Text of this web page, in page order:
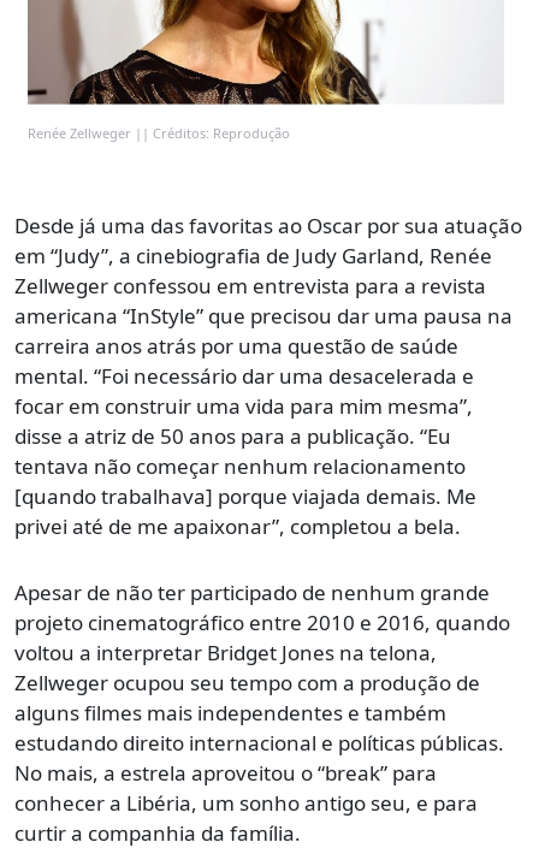
Renée Zellweger || Créditos: Reprodução
Desde já uma das favoritas ao Oscar por sua atuação
em “Judy”, a cinebiografia de Judy Garland, Renée
Zellweger confessou em entrevista para a revista
americana “InStyle” que precisou dar uma pausa na
carreira anos atrás por uma questão de saúde
mental. “Foi necessário dar uma desacelerada e
focar em construir uma vida para mim mesma”,
disse a atriz de 50 anos para a publicação. “Eu
tentava não começar nenhum relacionamento
[quando trabalhava] porque viajada demais. Me
privei até de me apaixonar”, completou a bela.
Apesar de não ter participado de nenhum grande
projeto cinematográfico entre 2010 e 2016, quando
voltou a interpretar Bridget Jones na telona,
Zellweger ocupou seu tempo com a produção de
alguns filmes mais independentes e também
estudando direito internacional e políticas públicas.
No mais, a estrela aproveitou o “break” para
conhecer a Libéria, um sonho antigo seu, e para
curtir a companhia da família.